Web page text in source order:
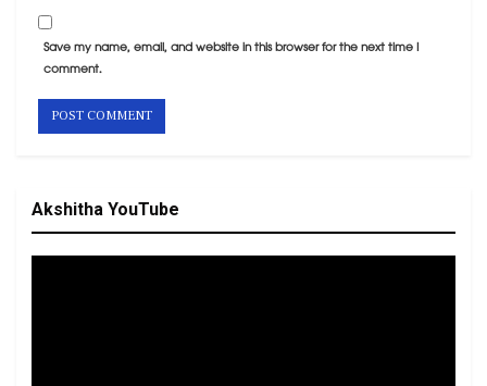
Save my name, email, and website in this browser for the next time I
comment.
Akshitha YouTube